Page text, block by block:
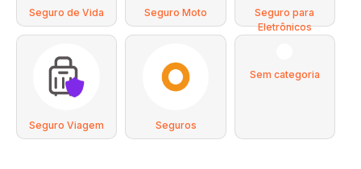
Seguro de Vida Seguro Moto
Seguro para
Eletrônicos
Seguro Viagem Seguros
Sem categoria